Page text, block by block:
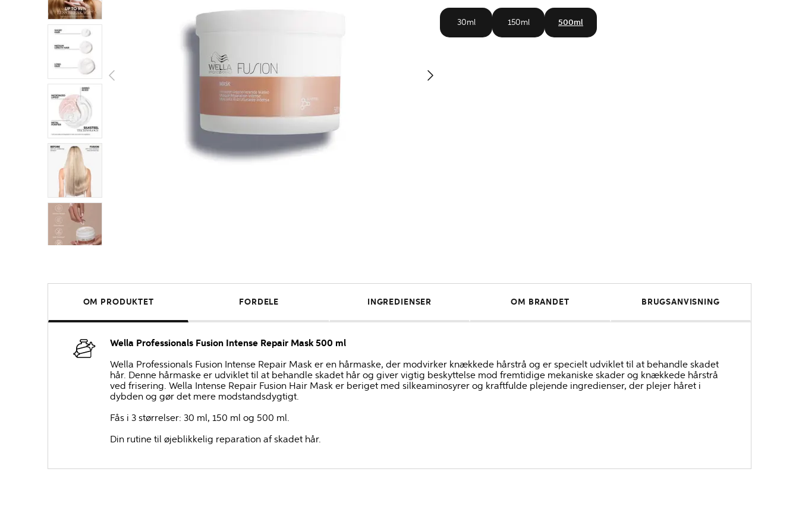
30ml 150ml 500ml
OM PRODUKTET FORDELE INGREDIENSER OM BRANDET BRUGSANVISNING
Wella Professionals Fusion Intense Repair Mask 500 ml
Wella Professionals Fusion Intense Repair Mask er en hårmaske, der modvirker knækkede hårstrå og er specielt udviklet til at behandle skadet
hår. Denne hårmaske er udviklet til at behandle skadet hår og giver vigtig beskyttelse mod fremtidige mekaniske skader og knækkede hårstrå
ved frisering. Wella Intense Repair Fusion Hair Mask er beriget med silkeaminosyrer og kraftfulde plejende ingredienser, der plejer håret i
dybden og gør det mere modstandsdygtigt.
Fås i 3 størrelser: 30 ml, 150 ml og 500 ml.
Din rutine til øjeblikkelig reparation af skadet hår.